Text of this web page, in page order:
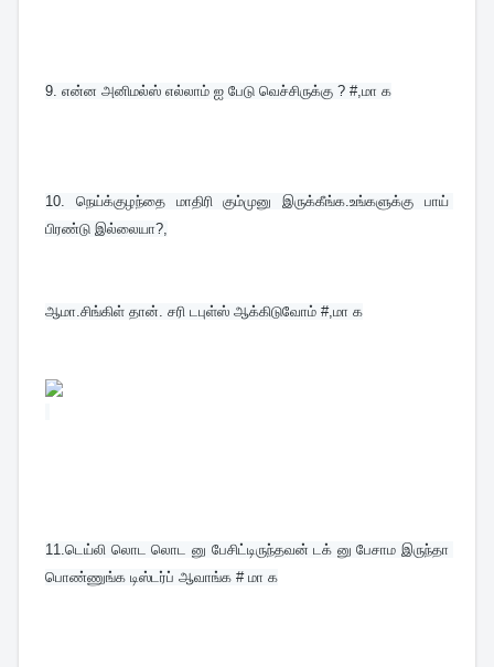
9. என்ன அனிமல்ஸ் எல்லாம் ஐ பேடு வெச்சிருக்கு ? #,மா க
10. நெய்க்குழந்தை மாதிரி கும்முனு இருக்கீங்க.உங்களுக்கு பாய்
பிரண்டு இல்லையா?,
ஆமா.சிங்கிள் தான். சரி டபுள்ஸ் ஆக்கிடுவோம் #,மா க
11.டெய்லி லொட லொட னு பேசிட்டிருந்தவன் டக் னு பேசாம இருந்தா
பொண்ணுங்க டிஸ்டர்ப் ஆவாங்க # மா க